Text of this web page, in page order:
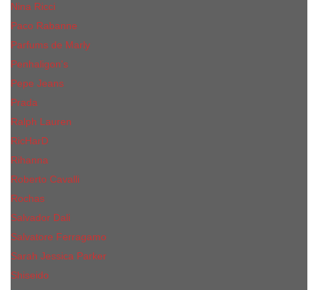
Nina Ricci
Paco Rabanne
Parfums de Marly
Penhaligon's
Pepe Jeans
Prada
Ralph Lauren
RicHarD
Rihanna
Roberto Cavalli
Rochas
Salvador Dali
Salvatore Ferragamo
Sarah Jessica Parker
Shiseido